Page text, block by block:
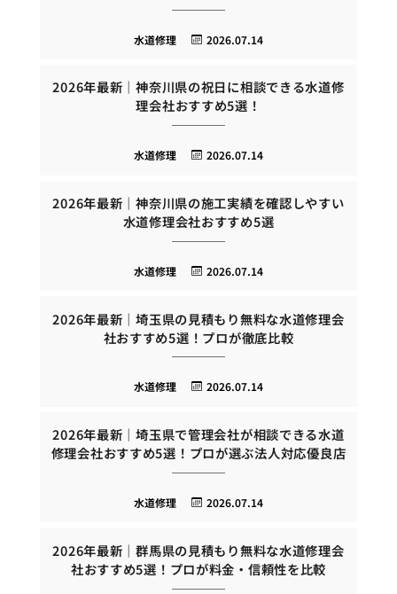
2026.07.14
水道修理
2026年最新｜神奈川県の祝日に相談できる水道修
理会社おすすめ5選！
2026.07.14
水道修理
2026年最新｜神奈川県の施工実績を確認しやすい
水道修理会社おすすめ5選
2026.07.14
水道修理
2026年最新｜埼玉県の見積もり無料な水道修理会
社おすすめ5選！プロが徹底比較
2026.07.14
水道修理
2026年最新｜埼玉県で管理会社が相談できる水道
修理会社おすすめ5選！プロが選ぶ法人対応優良店
2026.07.14
水道修理
2026年最新｜群馬県の見積もり無料な水道修理会
社おすすめ5選！プロが料金・信頼性を比較